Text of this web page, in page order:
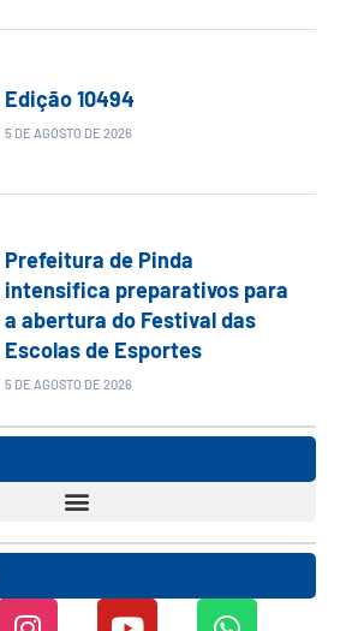
Edição 10494
5 DE AGOSTO DE 2026
Prefeitura de Pinda
intensifica preparativos para
a abertura do Festival das
Escolas de Esportes
5 DE AGOSTO DE 2026